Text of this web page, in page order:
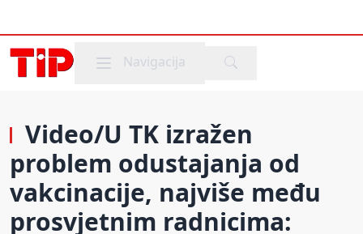
Mobile menu
Navigacija
Video/U TK izražen
problem odustajanja od
vakcinacije, najviše među
prosvjetnim radnicima: